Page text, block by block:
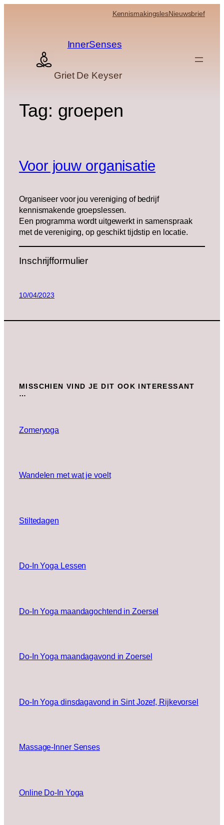
KennismakingslesNieuwsbrief
InnerSenses
Griet De Keyser
Tag: groepen
Voor jouw organisatie
Organiseer voor jou vereniging of bedrijf
kennismakende groepslessen.
Een programma wordt uitgewerkt in samenspraak
met de vereniging, op geschikt tijdstip en locatie.
Inschrijfformulier
10/04/2023
MISSCHIEN VIND JE DIT OOK INTERESSANT
…
Zomeryoga
Wandelen met wat je voelt
Stiltedagen
Do-In Yoga Lessen
Do-In Yoga maandagochtend in Zoersel
Do-In Yoga maandagavond in Zoersel
Do-In Yoga dinsdagavond in Sint Jozef, Rijkevorsel
Massage-Inner Senses
Online Do-In Yoga